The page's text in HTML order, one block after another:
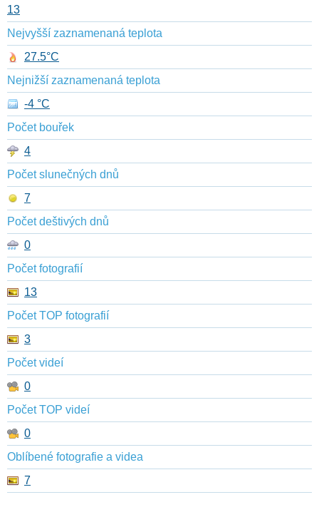
13
Nejvyšší zaznamenaná teplota
27.5°C
Nejnižší zaznamenaná teplota
-4 °C
Počet bouřek
4
Počet slunečných dnů
7
Počet deštivých dnů
0
Počet fotografií
13
Počet TOP fotografií
3
Počet videí
0
Počet TOP videí
0
Oblíbené fotografie a videa
7